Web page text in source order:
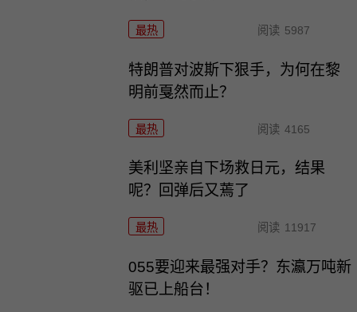
最热 阅读 5987
特朗普对波斯下狠手，为何在黎
明前戛然而止？
最热 阅读 4165
美利坚亲自下场救日元，结果
呢？回弹后又蔫了
最热 阅读 11917
055要迎来最强对手？东瀛万吨新
驱已上船台！